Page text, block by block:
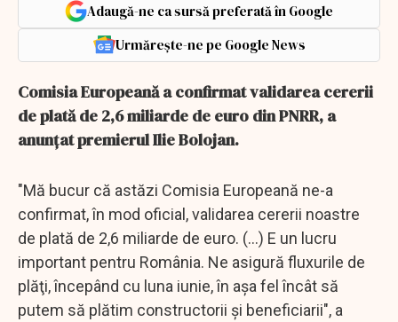
Adaugă-ne ca sursă preferată în Google
Urmărește-ne pe Google News
Comisia Europeană a confirmat validarea cererii
de plată de 2,6 miliarde de euro din PNRR, a
anunţat premierul Ilie Bolojan.
"Mă bucur că astăzi Comisia Europeană ne-a
confirmat, în mod oficial, validarea cererii noastre
de plată de 2,6 miliarde de euro. (...) E un lucru
important pentru România. Ne asigură fluxurile de
plăţi, începând cu luna iunie, în aşa fel încât să
putem să plătim constructorii şi beneficiarii", a